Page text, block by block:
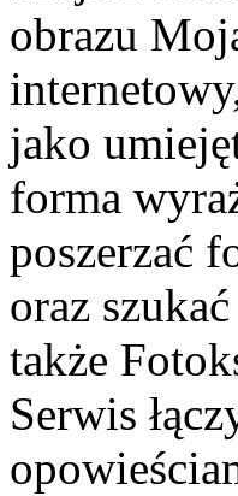
obrazu
jako
forma
poszerzać
oraz
także
Serwis